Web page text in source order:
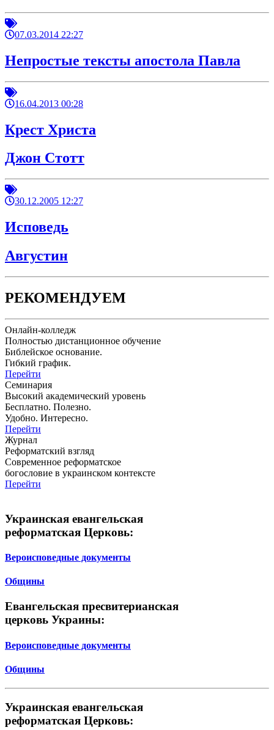
07.03.2014 22:27
Непростые тексты апостола Павла
16.04.2013 00:28
Крест Христа
Джон Стотт
30.12.2005 12:27
Исповедь
Августин
РЕКОМЕНДУЕМ
Онлайн-колледж
Полностью дистанционное обучение
Библейское основание.
Гибкий график.
Перейти
Семинария
Высокий академический уровень
Бесплатно. Полезно.
Удобно. Интересно.
Перейти
Журнал
Реформатский взгляд
Современное реформатское
богословие в украинском контексте
Перейти
Украинская евангельская
реформатская Церковь:
Вероисповедные документы
Общины
Евангельская пресвитерианская
церковь Украины:
Вероисповедные документы
Общины
Украинская евангельская
реформатская Церковь: